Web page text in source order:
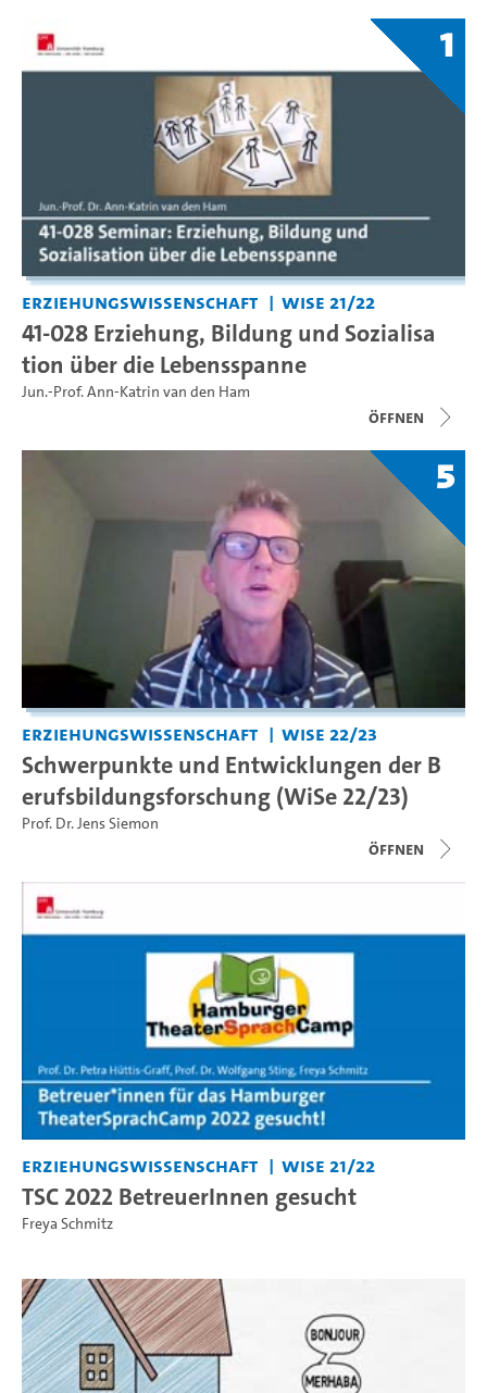
1
Erziehungswissenschaft WiSe 21/22
41-028 Erziehung, Bildung und Sozialisa
tion über die Lebensspanne
Jun.-Prof. Ann-Katrin van den Ham
Öffnen
5
Erziehungswissenschaft WiSe 22/23
Schwerpunkte und Entwicklungen der B
erufsbildungsforschung (WiSe 22/23)
Prof. Dr. Jens Siemon
Öffnen
Erziehungswissenschaft WiSe 21/22
TSC 2022 BetreuerInnen gesucht
Freya Schmitz